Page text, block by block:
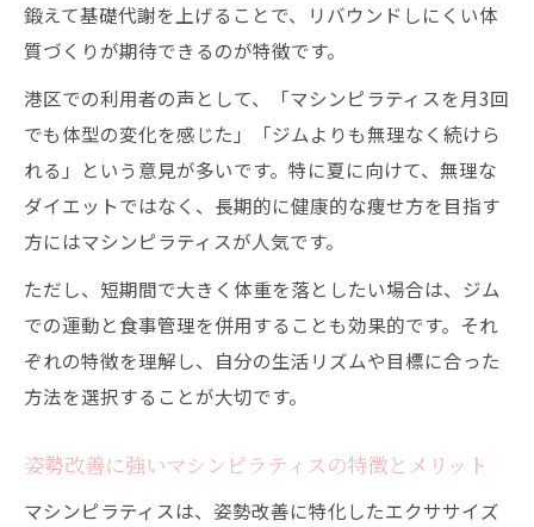
鍛えて基礎代謝を上げることで、リバウンドしにくい体
質づくりが期待できるのが特徴です。
港区での利用者の声として、「マシンピラティスを月3回
でも体型の変化を感じた」「ジムよりも無理なく続けら
れる」という意見が多いです。特に夏に向けて、無理な
ダイエットではなく、長期的に健康的な痩せ方を目指す
方にはマシンピラティスが人気です。
ただし、短期間で大きく体重を落としたい場合は、ジム
での運動と食事管理を併用することも効果的です。それ
ぞれの特徴を理解し、自分の生活リズムや目標に合った
方法を選択することが大切です。
姿勢改善に強いマシンピラティスの特徴とメリット
マシンピラティスは、姿勢改善に特化したエクササイズ